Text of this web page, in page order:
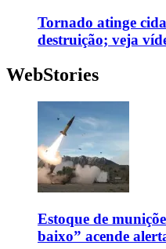
Tornado atinge
destruição; veja
WebStories
Estoque de
baixo” acende